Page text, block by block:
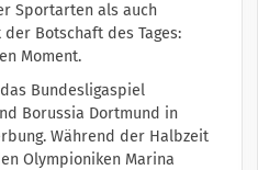
Sportarten als auch
Botschaft des Tages:
Moment.
Bundesligaspiel
Borussia Dortmund in
Während der Halbzeit
Olympioniken Marina